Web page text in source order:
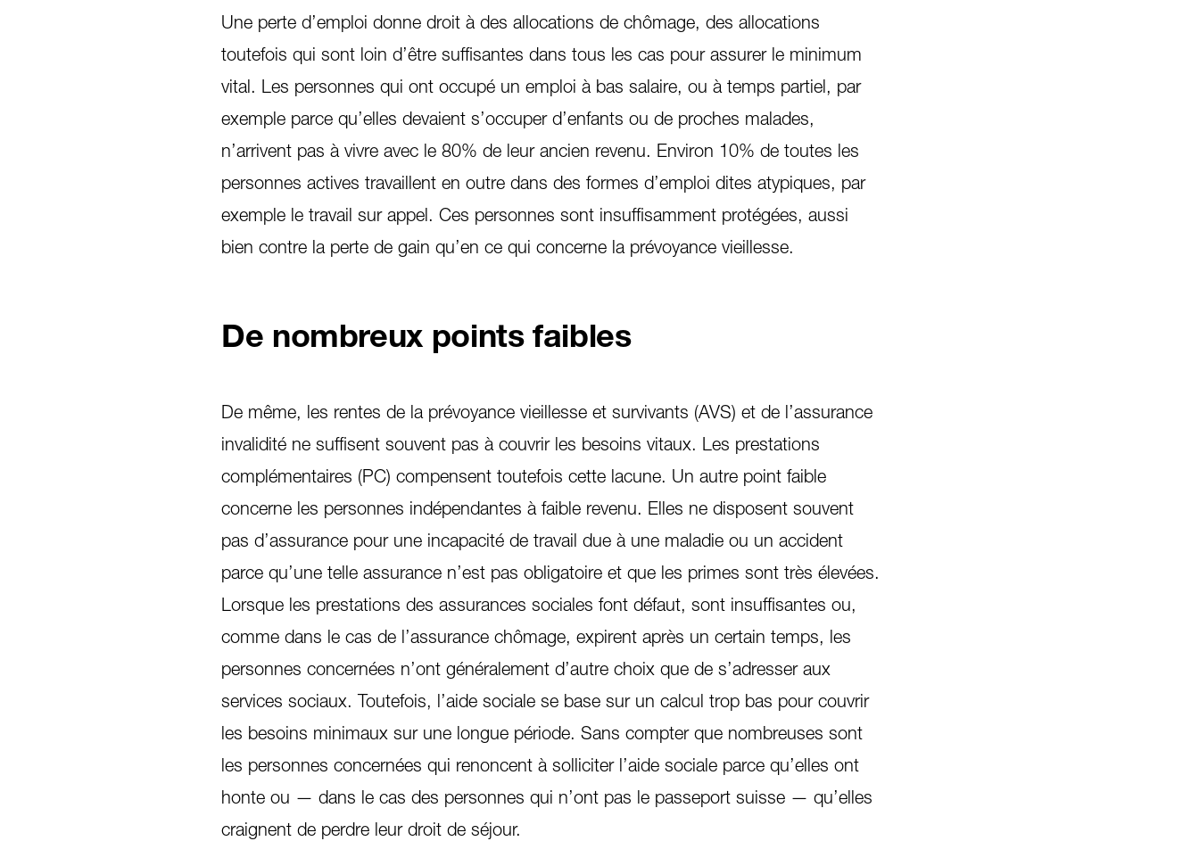
Une perte d’emploi donne droit à des allocations de chômage, des allocations
toutefois qui sont loin d’être suffisantes dans tous les cas pour assurer le minimum
vital. Les personnes qui ont occupé un emploi à bas salaire, ou à temps partiel, par
exemple parce qu’elles devaient s’occuper d’enfants ou de proches malades,
n’arrivent pas à vivre avec le 80% de leur ancien revenu. Environ 10% de toutes les
personnes actives travaillent en outre dans des formes d’emploi dites atypiques, par
exemple le travail sur appel. Ces personnes sont insuffisamment protégées, aussi
bien contre la perte de gain qu’en ce qui concerne la prévoyance vieillesse.
De nombreux points faibles
De même, les rentes de la prévoyance vieillesse et survivants (AVS) et de l’assurance
invalidité ne suffisent souvent pas à couvrir les besoins vitaux. Les prestations
complémentaires (PC) compensent toutefois cette lacune. Un autre point faible
concerne les personnes indépendantes à faible revenu. Elles ne disposent souvent
pas d’assurance pour une incapacité de travail due à une maladie ou un accident
parce qu’une telle assurance n’est pas obligatoire et que les primes sont très élevées.
Lorsque les prestations des assurances sociales font défaut, sont insuffisantes ou,
comme dans le cas de l’assurance chômage, expirent après un certain temps, les
personnes concernées n’ont généralement d’autre choix que de s’adresser aux
services sociaux. Toutefois, l’aide sociale se base sur un calcul trop bas pour couvrir
les besoins minimaux sur une longue période. Sans compter que nombreuses sont
les personnes concernées qui renoncent à solliciter l’aide sociale parce qu’elles ont
honte ou — dans le cas des personnes qui n’ont pas le passeport suisse — qu’elles
craignent de perdre leur droit de séjour.